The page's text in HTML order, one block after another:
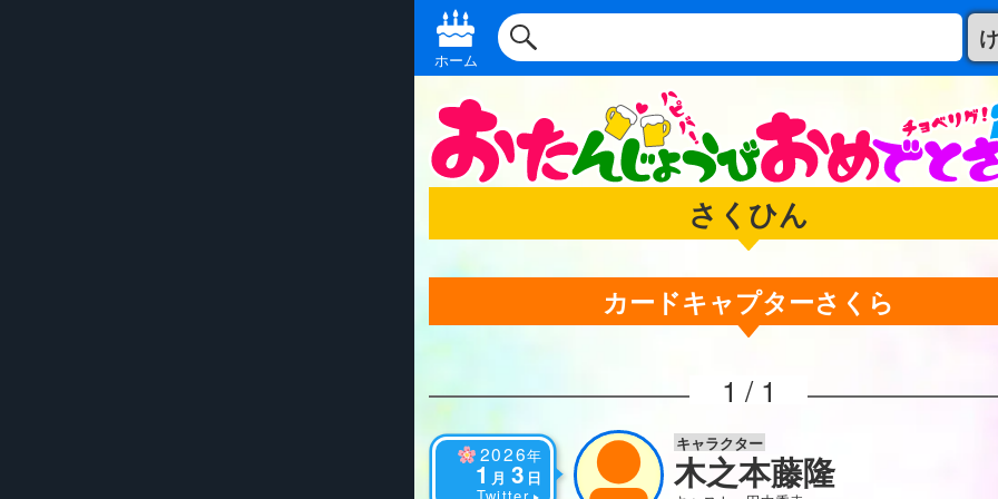
ホーム
さくひん
カードキャプターさくら
1 / 1
2026年
1 月 3 日
キャラクター
木之本藤隆